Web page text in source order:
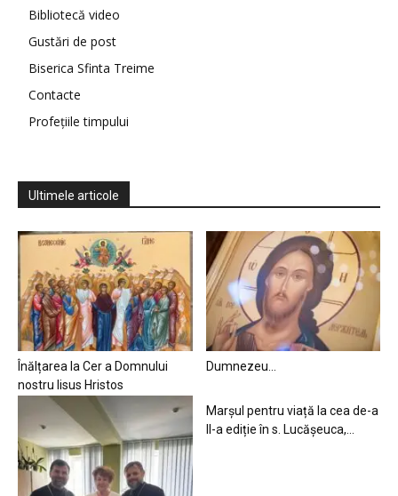
Bibliotecă video
Gustări de post
Biserica Sfinta Treime
Contacte
Profețiile timpului
Ultimele articole
Înălțarea la Cer a Domnului
nostru Iisus Hristos
Dumnezeu…
Marșul pentru viață la cea de-a
II-a ediție în s. Lucășeuca,...